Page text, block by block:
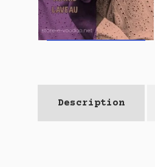
Description